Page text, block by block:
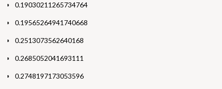
0.19030211265734764
0.19565264941740668
0.2513073562640168
0.2685052041693111
0.2748197173053596